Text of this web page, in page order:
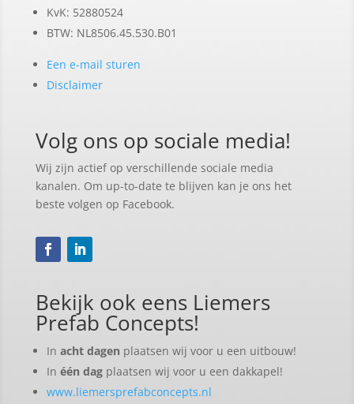
KvK: 52880524
BTW: NL8506.45.530.B01
Een e-mail sturen
Disclaimer
Volg ons op sociale media!
Wij zijn actief op verschillende sociale media
kanalen. Om up-to-date te blijven kan je ons het
beste volgen op Facebook.
Bekijk ook eens Liemers
Prefab Concepts!
In acht dagen plaatsen wij voor u een uitbouw!
In één dagplaatsen wij voor u een dakkapel!
www.liemersprefabconcepts.nl